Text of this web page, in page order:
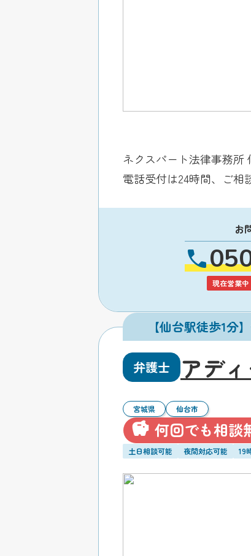
ネクスパート法律事務所
電話受付は24時間、ご相
お
現在営業中
【仙台駅徒歩1
弁護士 アデ
宮城県 仙台市
何回でも相談
土日相談可能 夜間対応可能 19